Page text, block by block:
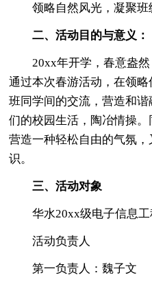
领略自然风光，凝聚班
二、活动目的与意义：
20xx年开学，春意盎
通过本次春游活动，在领
班同学间的交流，营造和
们的校园生活，陶冶情操
营造一种轻松自由的气氛
识。
三、活动对象
华水20xx级电子信息
活动负责人
第一负责人：魏子文